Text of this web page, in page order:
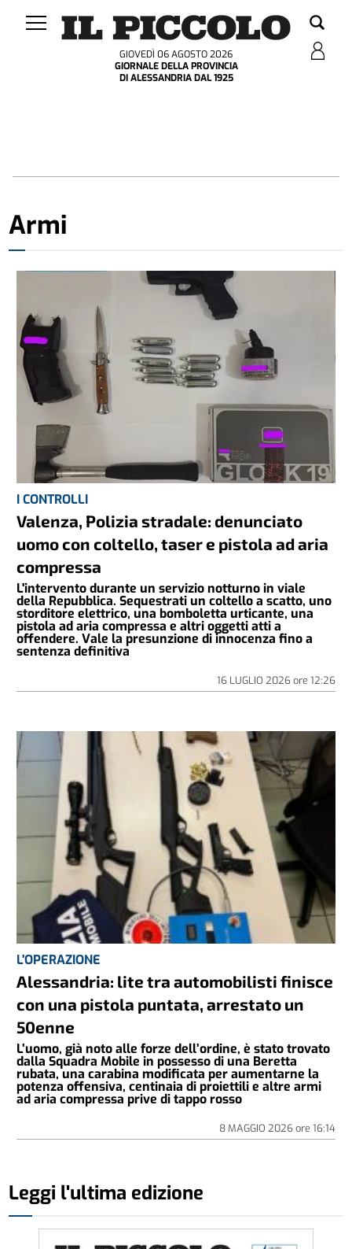
GIOVEDÌ 06 AGOSTO 2026
GIORNALE DELLA PROVINCIA
DI ALESSANDRIA DAL 1925
Armi
I CONTROLLI
Valenza, Polizia stradale: denunciato
uomo con coltello, taser e pistola ad aria
compressa
L'intervento durante un servizio notturno in viale
della Repubblica. Sequestrati un coltello a scatto, uno
storditore elettrico, una bomboletta urticante, una
pistola ad aria compressa e altri oggetti atti a
offendere. Vale la presunzione di innocenza fino a
sentenza definitiva
16 LUGLIO 2026ore 12:26
L'OPERAZIONE
Alessandria: lite tra automobilisti finisce
con una pistola puntata, arrestato un
50enne
L’uomo, già noto alle forze dell’ordine, è stato trovato
dalla Squadra Mobile in possesso di una Beretta
rubata, una carabina modificata per aumentarne la
potenza offensiva, centinaia di proiettili e altre armi
ad aria compressa prive di tappo rosso
8 MAGGIO 2026ore 16:14
Leggi l'ultima edizione